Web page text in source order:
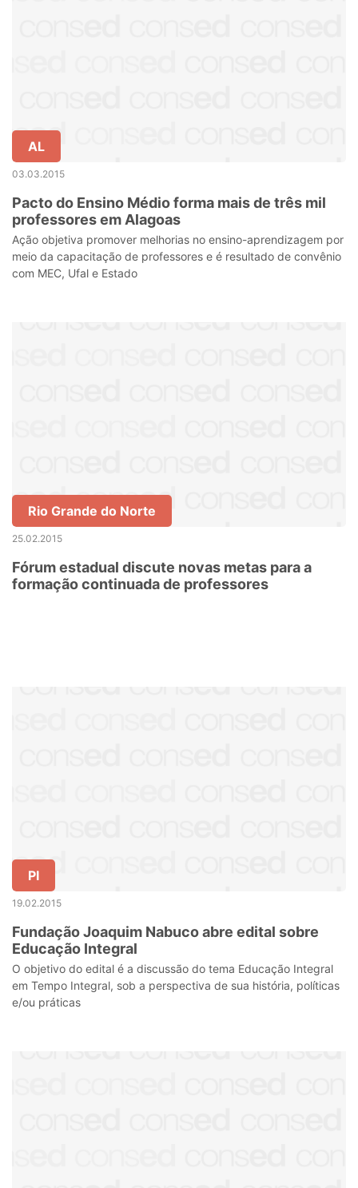
AL
03.03.2015
Pacto do Ensino Médio forma mais de três mil
professores em Alagoas
Ação objetiva promover melhorias no ensino-aprendizagem por
meio da capacitação de professores e é resultado de convênio
com MEC, Ufal e Estado
Rio Grande do Norte
25.02.2015
Fórum estadual discute novas metas para a
formação continuada de professores
PI
19.02.2015
Fundação Joaquim Nabuco abre edital sobre
Educação Integral
O objetivo do edital é a discussão do tema Educação Integral
em Tempo Integral, sob a perspectiva de sua história, políticas
e/ou práticas